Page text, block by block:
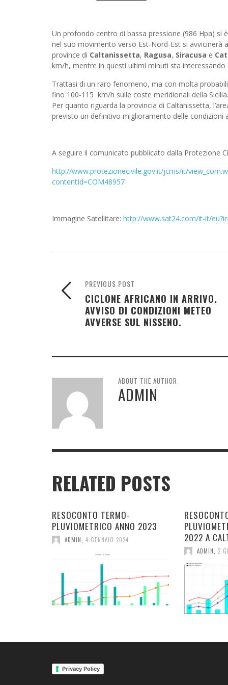
Un profondo centro di bassa pressione (986 Hpa)
nel suo movimento verso Est-Nord-Est si avvicinerà
province di Caltanissetta, Ragusa, Siracusa e
km/h, mentre in questi ultimi minuti sta
Trattasi di un raro fenomeno, ma con molta
fino 100-115 km/h sulle coste meridionali della Sicilia.
Per quanto riguarda la provincia di Caltanissetta,
previsto un definitivo miglioramento delle condizioni
A seguire il comunicato pubblicato dalla Protezione
http://www.protezionecivile.gov.it/jcms/it/
contentId=COM48957
Immagine Satellitare: http://www.sat24.com/it-it/
PREVIOUS POST
CICLONE AFRICANO IN ARRIVO.
AVVISO DI CONDIZIONI METEO
AVVERSE SUL NISSENO.
ABOUT THE AUTHOR
ADMIN
RELATED POSTS
RESOCONTO TERMO-
PLUVIOMETRICO ANNO 2023
ADMIN 4 GENNAIO 2024
2022 A
ADMIN 2
Privacy Policy